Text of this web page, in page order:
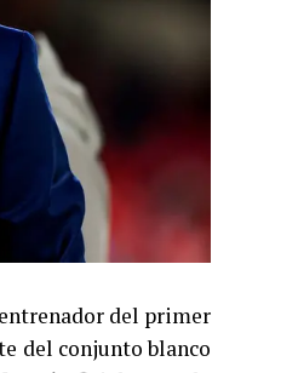
del primer
del conjunto blanco